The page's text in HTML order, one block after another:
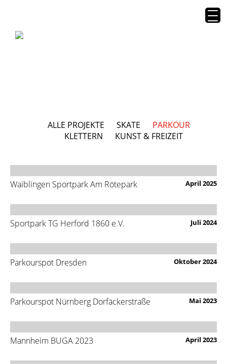
ALLE PROJEKTE SKATE
PARKOUR
KLETTERN
KUNST & FREIZEIT
Waiblingen Sportpark Am Rötepark April 2025
Sportpark TG Herford 1860 e.V. Juli 2024
Parkourspot Dresden Oktober 2024
Parkourspot Nürnberg Dorfäckerstraße Mai 2023
Mannheim BUGA 2023 April 2023